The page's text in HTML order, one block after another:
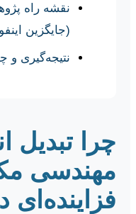
نقشه راه
(جایگزین
نتیجه‌گیری و
چرا تبدیل
مهندسی
فزاینده‌ای